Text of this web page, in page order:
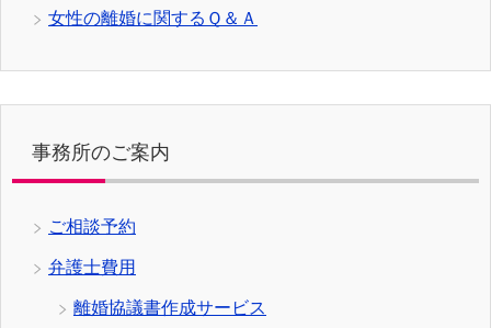
女性の離婚に関するＱ＆Ａ
事務所のご案内
ご相談予約
弁護士費用
離婚協議書作成サービス